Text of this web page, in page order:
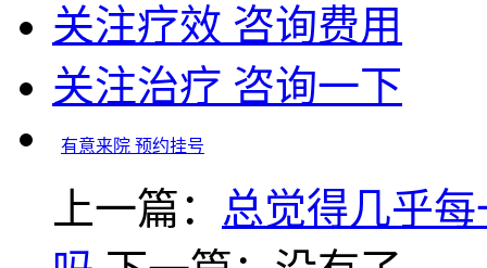
关注疗效 咨询费用
关注治疗 咨询一下
有意来院 预约挂号
上一篇： 总觉得几乎